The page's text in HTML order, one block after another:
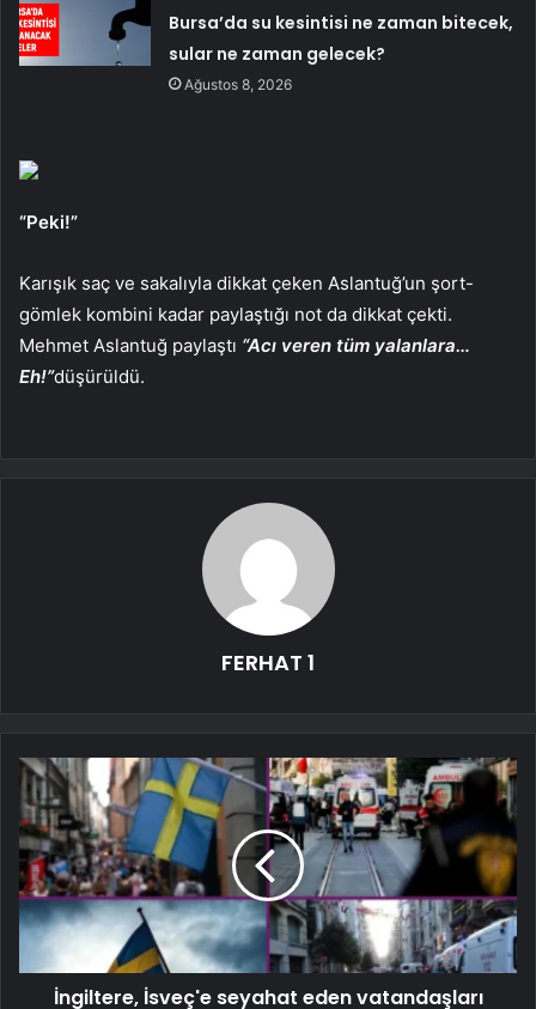
Bursa’da su kesintisi ne zaman bitecek,
sular ne zaman gelecek?
Ağustos 8, 2026
“Peki!”
Karışık saç ve sakalıyla dikkat çeken Aslantuğ’un şort-
gömlek kombini kadar paylaştığı not da dikkat çekti.
Mehmet Aslantuğ paylaştı “Acı veren tüm yalanlara…
Eh!”düşürüldü.
FERHAT 1
İngiltere, İsveç'e seyahat eden vatandaşları